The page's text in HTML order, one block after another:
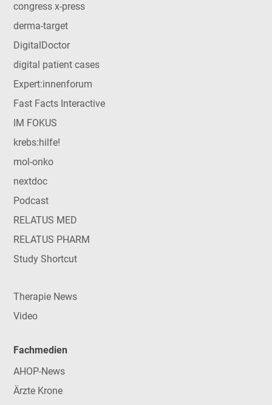
congress x-press
derma-target
DigitalDoctor
digital patient cases
Expert:innenforum
Fast Facts Interactive
IM FOKUS
krebs:hilfe!
mol-onko
nextdoc
Podcast
RELATUS MED
RELATUS PHARM
Study Shortcut
Therapie News
Video
Fachmedien
AHOP-News
Ärzte Krone